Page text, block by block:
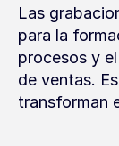
Las
para la
procesos y
de ventas.
transforman